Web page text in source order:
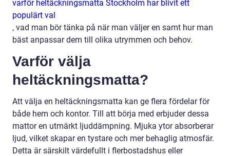
varför heltäckningsmatta Stockholm har blivit ett
populärt val
, vad man bör tänka på när man väljer en samt hur man
bäst anpassar dem till olika utrymmen och behov.
Varför välja
heltäckningsmatta?
Att välja en heltäckningsmatta kan ge flera fördelar för
både hem och kontor. Till att börja med erbjuder dessa
mattor en utmärkt ljuddämpning. Mjuka ytor absorberar
ljud, vilket skapar en tystare och mer behaglig atmosfär.
Detta är särskilt värdefullt i flerbostadshus eller